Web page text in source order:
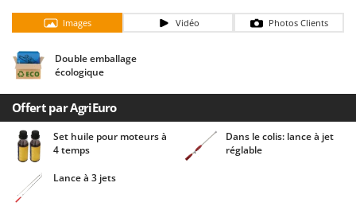
Chaudrons électriques pour polenta
Cisailles à gazon à batterie
Cisailles taille-haies manuelles
Climatiseurs
Compresseurs d'air électriques
Compresseurs pour la récolte des olives et la taille
Coupe-bordures - Trimmers
Coupe-branches
Barbieri
Batavia
Benassi
Berkel
Bernardi
Bertolini Pumps
Besser Vacuum
Images Vidéo Photos Clients
Double emballage
écologique
Offert par AgriEuro
Set huile pour moteurs à
4 temps
Dans le colis: lance à jet
réglable
Lance à 3 jets